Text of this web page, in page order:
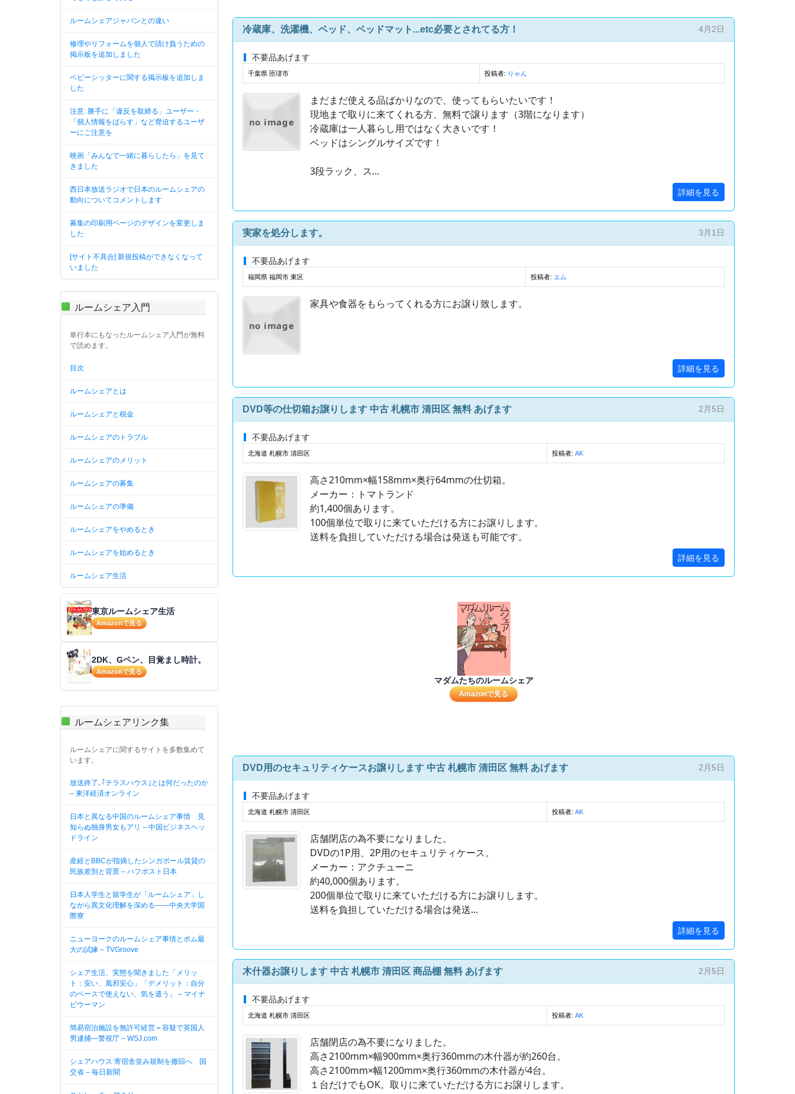
ルームシェアジャパンとの違い
修理やリフォームを個人で請け負うための
掲示板を追加しました
ベビーシッターに関する掲示板を追加しま
した
注意: 勝手に「違反を取締る」ユーザー・
「個人情報をばらす」など脅迫するユーザ
ーにご注意を
映画「みんなで一緒に暮らしたら」を見て
きました
西日本放送ラジオで日本のルームシェアの
動向についてコメントします
募集の印刷用ページのデザインを変更しま
した
[サイト不具合] 新規投稿ができなくなって
いました
ルームシェア入門
単行本にもなったルームシェア入門が無料
で読めます。
目次
ルームシェアとは
ルームシェアと税金
ルームシェアのトラブル
ルームシェアのメリット
ルームシェアの募集
ルームシェアの準備
ルームシェアをやめるとき
ルームシェアを始めるとき
ルームシェア生活
東京ルームシェア生活
Amazonで見る
2DK、Gペン、目覚まし時計。
Amazonで見る
ルームシェアリンク集
ルームシェアに関するサイトを多数集めて
います。
放送終了､｢テラスハウス｣とは何だったのか
– 東洋経済オンライン
日本と異なる中国のルームシェア事情 見
知らぬ独身男女もアリ – 中国ビジネスヘッ
ドライン
産経とBBCが指摘したシンガポール賃貸の
民族差別と背景 – ハフポスト日本
日本人学生と留学生が「ルームシェア」し
ながら異文化理解を深める――中央大学国
際寮
ニューヨークのルームシェア事情とポム最
大の試練 – TVGroove
シェア生活、実態を聞きました「メリッ
ト：安い、風邪安心」「デメリット：自分
のペースで使えない、気を遣う」 – マイナ
ビウーマン
簡易宿泊施設を無許可経営＝容疑で英国人
男逮捕—警視庁 – WSJ.com
シェアハウス:寄宿舎並み規制を撤回へ 国
交省 – 毎日新聞
冷蔵庫、洗濯機、ベッド、ベッドマット...etc必要とされてる方！ 4月2日
不要品あげます
千葉県 匝瑳市 投稿者: りゃん
no image
まだまだ使える品ばかりなので、使ってもらいたいです！
現地まで取りに来てくれる方、無料で譲ります（3階になります）
冷蔵庫は一人暮らし用ではなく大きいです！
ベッドはシングルサイズです！
3段ラック、ス...
詳細を見る
実家を処分します。 3月1日
不要品あげます
福岡県 福岡市 東区 投稿者: エム
no image
家具や食器をもらってくれる方にお譲り致します。
詳細を見る
DVD等の仕切箱お譲りします 中古 札幌市 清田区 無料 あげます 2月5日
不要品あげます
北海道 札幌市 清田区 投稿者: AK
高さ210mm×幅158mm×奥行64mmの仕切箱。
メーカー：トマトランド
約1,400個あります。
100個単位で取りに来ていただける方にお譲りします。
送料を負担していただける場合は発送も可能です。
詳細を見る
マダムたちのルームシェア
Amazonで見る
DVD用のセキュリティケースお譲りします 中古 札幌市 清田区 無料 あげます 2月5日
不要品あげます
北海道 札幌市 清田区 投稿者: AK
店舗閉店の為不要になりました。
DVDの1P用、2P用のセキュリティケース。
メーカー：アクチューニ
約40,000個あります。
200個単位で取りに来ていただける方にお譲りします。
送料を負担していただける場合は発送...
詳細を見る
木什器お譲りします 中古 札幌市 清田区 商品棚 無料 あげます 2月5日
不要品あげます
北海道 札幌市 清田区 投稿者: AK
店舗閉店の為不要になりました。
高さ2100mm×幅900mm×奥行360mmの木什器が約260台。
高さ2100mm×幅1200mm×奥行360mmの木什器が4台。
１台だけでもOK。取りに来ていただける方にお譲りします。